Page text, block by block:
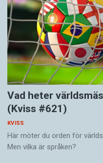
Vad heter
(Kviss #621)
KVISS
Här möter du orden för
Men vilka är språken?